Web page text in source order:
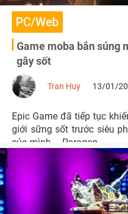
PC/Web
Game moba bắn súng
gây sốt
Tran Huy 13/01/
Epic Game đã tiếp tục
giới sững sốt trước siêu
của mình – Paragon.